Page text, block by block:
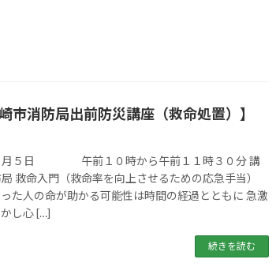
市消防局出前防災講座（救命処置）】
月５日 午前１０時から午前１１時３０分 講
命入門（救命率を向上させるための応急手当）
た人の命が助かる可能性は時間の経過とともに 急激
し心 […]
続きを読む